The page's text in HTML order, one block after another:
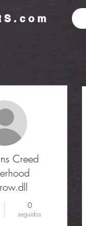
Creed
0
seguidos